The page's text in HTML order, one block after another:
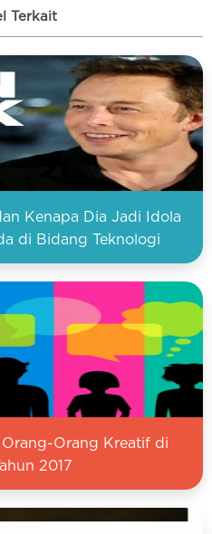
Terkait
Kenapa Dia Jadi Idola
di Bidang Teknologi
Orang Kreatif di
2017